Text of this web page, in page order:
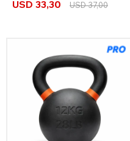
USD 33,30 USD37,00